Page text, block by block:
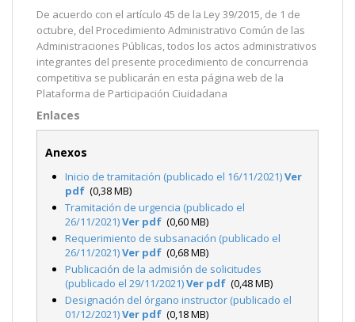
De acuerdo con el artículo 45 de la Ley 39/2015, de 1 de
octubre, del Procedimiento Administrativo Común de las
Administraciones Públicas, todos los actos administrativos
integrantes del presente procedimiento de concurrencia
competitiva se publicarán en esta página web de la
Plataforma de Participación Ciuidadana
Enlaces
Anexos
Inicio de tramitación (publicado el 16/11/2021)Ver
pdf (0,38 MB)
Tramitación de urgencia (publicado el
26/11/2021)Ver pdf (0,60 MB)
Requerimiento de subsanación (publicado el
26/11/2021)Ver pdf (0,68 MB)
Publicación de la admisión de solicitudes
(publicado el 29/11/2021)Ver pdf (0,48 MB)
Designación del órgano instructor (publicado el
01/12/2021)Ver pdf (0,18 MB)